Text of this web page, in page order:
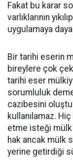
Fakat bu karar
varlıklarının
uygulamaya
Bir tarihi eserin
bireylere çok
tarihi eser
sorumluluk
cazibesini
kullanılamaz.
etme isteği mülk
hak ancak mülk
yerine getirdiği